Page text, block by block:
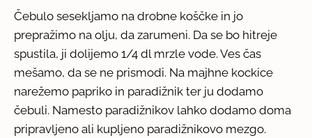
Čebulo sesekljamo na drobne koščke in jo
prepražimo na olju, da zarumeni. Da se bo hitreje
spustila, ji dolijemo 1/4 dl mrzle vode. Ves čas
mešamo, da se ne prismodi. Na majhne kockice
narežemo papriko in paradižnik ter ju dodamo
čebuli. Namesto paradižnikov lahko dodamo doma
pripravljeno ali kupljeno paradižnikovo mezgo.